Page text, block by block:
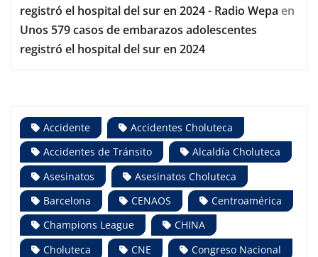
registró el hospital del sur en 2024 - Radio Wepa en
Unos 579 casos de embarazos adolescentes
registró el hospital del sur en 2024
Accidente
Accidentes Choluteca
Accidentes de Tránsito
Alcaldía Choluteca
Asesinatos
Asesinatos Choluteca
Barcelona
CENAOS
Centroamérica
Champions League
CHINA
Choluteca
CNE
Congreso Nacional